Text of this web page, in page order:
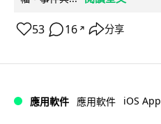
53 16 ↗ 分享
應用軟件 應用軟件 iOS App